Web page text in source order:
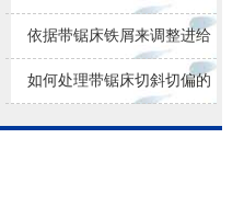
依据带锯床铁屑来调整进给
量大小
如何处理带锯床切斜切偏的
问题？